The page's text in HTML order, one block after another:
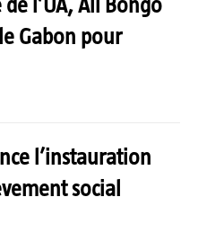
Gabon pour
l’instauration
social